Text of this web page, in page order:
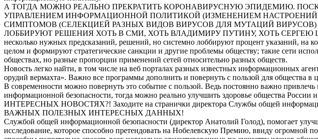
А ТОГДА МОЖНО РЕАЛЬНО ПРЕКРАТИТЬ КОРОНАВИРУСНУЮ ЭПИДЕМИЮ.
УПРАВЛЕНИЕМ ИНФОРМАЦИОННОЙ ПОЛИТИКОЙ (ИЗМЕНЕНИЕМ
СИМПТОМОВ (СЕЛЕКЦИЕЙ РАЗНЫХ ВИДОВ ВИРУСОВ ДЛЯ МУТАЦИЙ
ЛОББИРУЮТ РЕШЕНИЯ ХОТЬ В СМИ, ХОТЬ ВЛАДИМИРУ ПУТИНУ, ХОТЬ СЕРГЕЮ ШОЙГУ.
несколько нужных предсказаний, решений, но системно лоббируют процент указаний, на
целом и формируют стратегические санкции и другие проблемы обществу; такие сети
обществах, но разные пропорции применений сетей относительно разных обществ.
Новость легко найти, в том числе на веб порталах разных известных информационных
орудий вермахта». Важно все программы дополнить и повернуть с пользой для общества в
В современности можно повернуть это событие с пользой. Ведь постоянно важно
информационной безопасности, тогда можно реально улучшить здоровье
ИНТЕРЕСНЫХ НОВОСТЯХ?! Заходите на странички директора Службы общей
ВАЖНЫХ ПОЛЕЗНЫХ ИНТЕРЕСНЫХ ДАННЫХ!
Службой общей информационной безопасности (директор Анатолий Голод), помогает
исследование, которое способно претендовать на Нобелевскую Премию, ввиду